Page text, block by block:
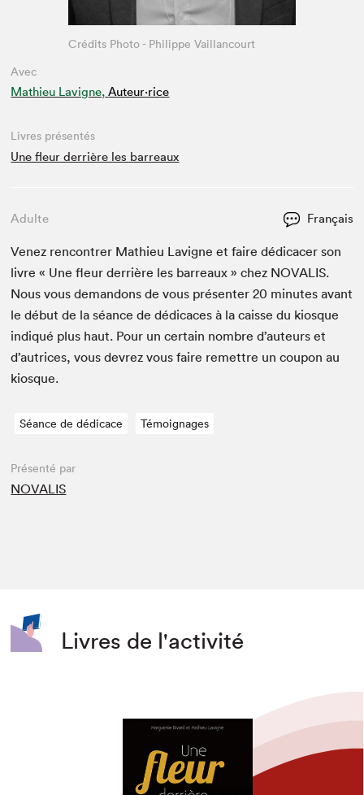
Avec
Mathieu Lavigne, Auteur·rice
Crédits Photo - Philippe Vaillancourt
Livres présentés
Une fleur derrière les barreaux
Adulte Français
Venez ren­con­tr­er Math­ieu Lav­i­gne et faire dédi­cac­er son
livre « Une fleur der­rière les bar­reaux » chez NOVALIS.
Nous vous deman­dons de vous présen­ter20 min­utes avant
le début de la séance de dédi­caces à la caisse du kiosque
indiqué plus haut. Pour un cer­tain nom­bre d’auteurs et
d’autrices, vous devrez vous faire remet­tre un coupon au
kiosque.
Séance de dédicace Témoignages
Présenté par
NOVALIS
Livres de l'activité